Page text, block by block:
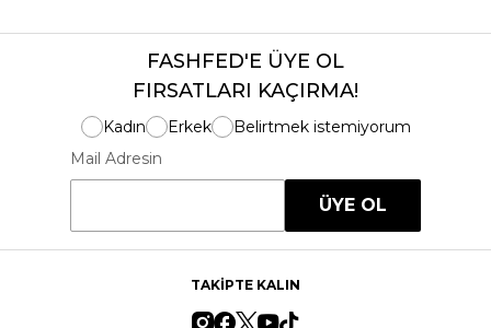
FASHFED'E ÜYE OL
FIRSATLARI KAÇIRMA!
Kadın Erkek
Belirtmek istemiyorum
Mail Adresin
ÜYE OL
TAKİPTE KALIN